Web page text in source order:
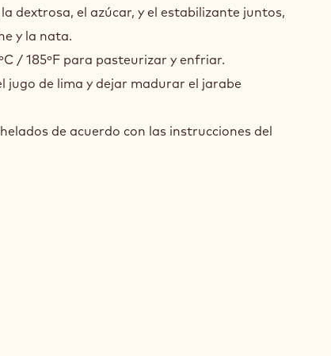
dextrosa, el azúcar, y el estabilizante juntos,
y la nata.
/ 185ºF para pasteurizar y enfriar.
jugo de lima y dejar madurar el jarabe
de acuerdo con las instrucciones del